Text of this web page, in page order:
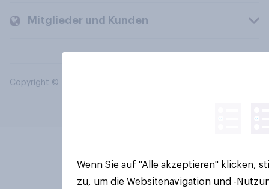
Mitglieder und Kunden
Copyright © 2026 YouGov PLC. Alle Rechte vorbehalten.
Wenn Sie auf "Alle akzeptieren" klicken,
zu, um die Websitenavigation und -